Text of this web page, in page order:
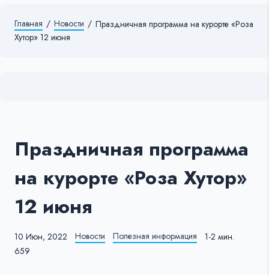
Главная / Новости / Праздничная программа на курорте «Роза
Хутор» 12 июня
Праздничная программа
на курорте «Роза Хутор»
12 июня
10 Июн, 2022 Новости Полезная информация
1-2 мин.
659